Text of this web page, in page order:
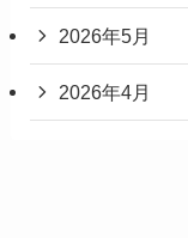
2026年5月
2026年4月